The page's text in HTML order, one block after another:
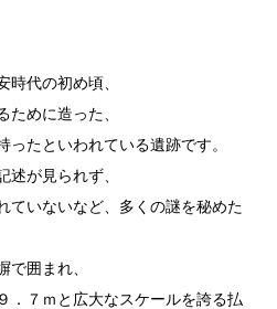
時代の初め頃、
ために造った、
たといわれている遺跡です。
述が見られず、
ていないなど、多くの謎を秘めた
で囲まれ、
．７ｍと広大なスケールを誇る払